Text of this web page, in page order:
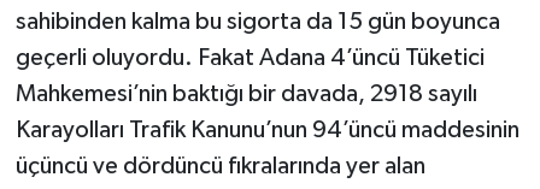
sahibinden kalma bu sigorta da 15 gün boyunca
geçerli oluyordu. Fakat Adana 4’üncü Tüketici
Mahkemesi’nin baktığı bir davada, 2918 sayılı
Karayolları Trafik Kanunu’nun 94’üncü maddesinin
üçüncü ve dördüncü fıkralarında yer alan